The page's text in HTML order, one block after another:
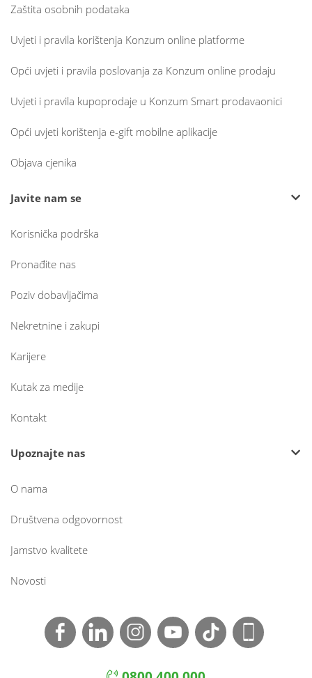
Zaštita osobnih podataka
Uvjeti i pravila korištenja Konzum online platforme
Opći uvjeti i pravila poslovanja za Konzum online prodaju
Uvjeti i pravila kupoprodaje u Konzum Smart prodavaonici
Opći uvjeti korištenja e-gift mobilne aplikacije
Objava cjenika
Javite nam se
Korisnička podrška
Pronađite nas
Poziv dobavljačima
Nekretnine i zakupi
Karijere
Kutak za medije
Kontakt
Upoznajte nas
O nama
Društvena odgovornost
Jamstvo kvalitete
Novosti